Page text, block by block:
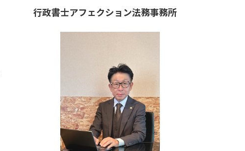
行政書士アフェクション法務事務所